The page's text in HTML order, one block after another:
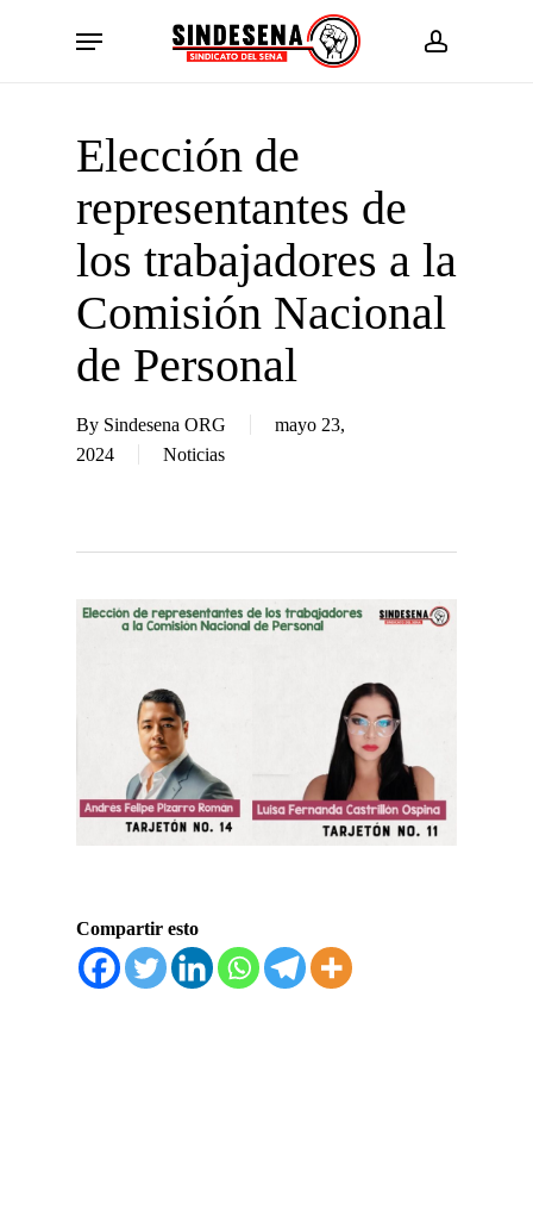
account
Menu
Elección de
representantes de
los trabajadores a la
Comisión Nacional
de Personal
By Sindesena ORG
mayo 23,
2024
Noticias
Compartir esto